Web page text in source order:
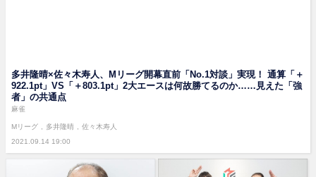
多井隆晴×佐々木寿人、Mリーグ開幕直前「No.1対談」実現！ 通算「＋
922.1pt」VS「＋803.1pt」2大エースは何故勝てるのか……見えた「強
者」の共通点
2021.09.14 19:00
麻雀
Mリーグ 多井隆晴 佐々木寿人